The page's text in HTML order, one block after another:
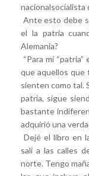
nacionalsocialista
Ante esto debe
el la patria
Alemania?
“Para mí
que aquellos que
sienten como tal.
patria, sigue
bastante
adquirió una
Dejé el libro en
salí a las calles
norte. Tengo